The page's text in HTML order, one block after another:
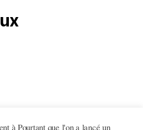
à Pourtant que l'on a lancé un